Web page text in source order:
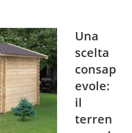
Una
scelta
consap
evole:
il
terren